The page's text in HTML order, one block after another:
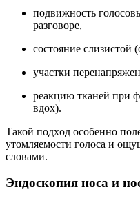
подвижность
разговоре,
состояние слизистой
участки
реакцию тканей при
вдох).
Такой подход особенно
утомляемости голоса и
словами.
Эндоскопия носа и